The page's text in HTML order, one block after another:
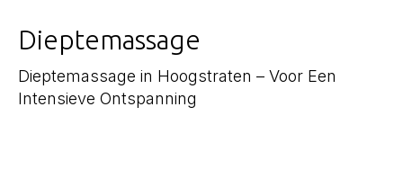
Dieptemassage
Dieptemassage in Hoogstraten – Voor Een
Intensieve Ontspanning